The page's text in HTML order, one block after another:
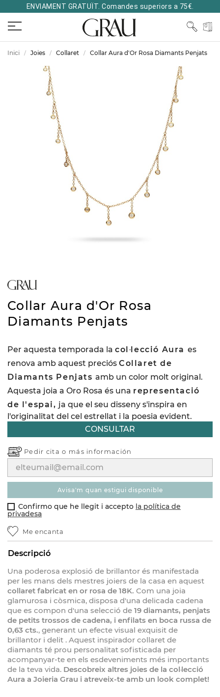
ENVIAMENT GRATUÏT. Comandes superiors a 75€.
Inici Joies Collaret Collar Aura d'Or Rosa Diamants Penjats
Collar Aura d'Or Rosa
Diamants Penjats
Per aquesta temporada la col·lecció Aura es
renova amb aquest preciós Collaret de
Diamants Penjatsamb un color molt original.
Aquesta joia a Oro Rosa és una representació
de l'espai, ja que el seu disseny s'inspira en
l'originalitat del cel estrellat i la poesia evident.
CONSULTAR
Pedir cita o más información
avisa'm quan estigui disponible
Confirmo que he llegit i accepto la política de
privadesa
Me encanta
Descripció
Una poderosa explosió de brillantor és manifestada
per les mans dels mestres joiers de la casa en aquest
collaret fabricat en or rosa de 18K. Com una joia
glamurosa i còsmica, disposa d'una delicada cadena
que es compon d'una selecció de 19 diamants, penjats
de petits trossos de cadena, i enfilats en boca russa de
0,63 cts., generant un efecte visual exquisit de
brillantor i delit . Aquest inspirador collaret de
diamants té prou personalitat sofisticada per
acompanyar-te en els esdeveniments més importants
de la teva vida. Descobreix altres joies de la col·lecció
Aura a Joieria Grau i atreveix-te amb un look complet!